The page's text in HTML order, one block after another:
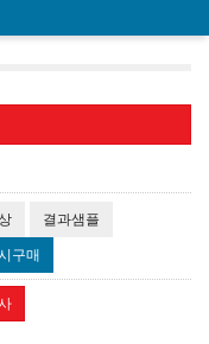
결과샘플
구매